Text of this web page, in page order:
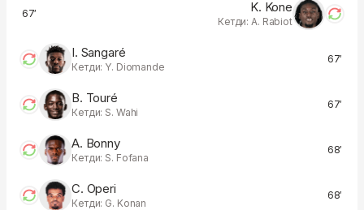
67′ K. Kone
Кетди: A. Rabiot
67′
I. Sangaré
Кетди: Y. Diomande
67′
B. Touré
Кетди: S. Wahi
68′
A. Bonny
Кетди: S. Fofana
68′
C. Operi
Кетди: G. Konan